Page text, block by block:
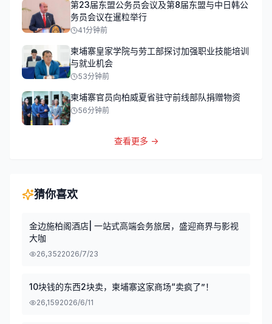
第23届东盟公务员会议及第8届东盟与中日韩公
务员会议在暹粒举行
41分钟前
柬埔寨皇家学院与劳工部探讨加强职业技能培训
与就业机会
53分钟前
柬埔寨官员向柏威夏省驻守前线部队捐赠物资
56分钟前
查看更多 →
猜你喜欢
金边施柏阁酒店| 一站式高端会务旅居，盛迎商界与影视
大咖
26,3522026/7/23
10块钱的东西2块卖，柬埔寨这家商场“卖疯了”！
26,1592026/6/11